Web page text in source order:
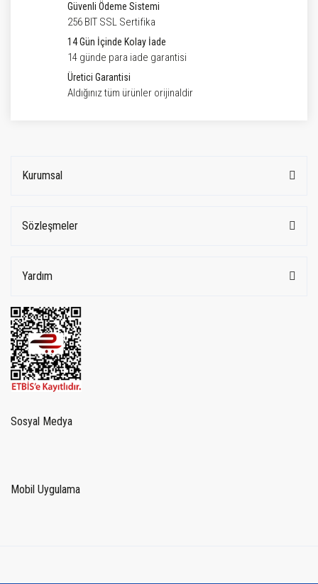
Güvenli Ödeme Sistemi
256 BIT SSL Sertifika
14 Gün İçinde Kolay İade
14 günde para iade garantisi
Üretici Garantisi
Aldığınız tüm ürünler orijinaldir
Kurumsal
Sözleşmeler
Yardım
Sosyal Medya
Mobil Uygulama